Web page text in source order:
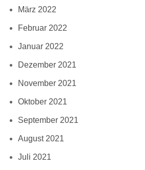
März 2022
Februar 2022
Januar 2022
Dezember 2021
November 2021
Oktober 2021
September 2021
August 2021
Juli 2021